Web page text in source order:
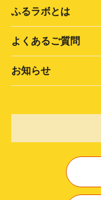
ふるラボとは
よくあるご質問
お知らせ